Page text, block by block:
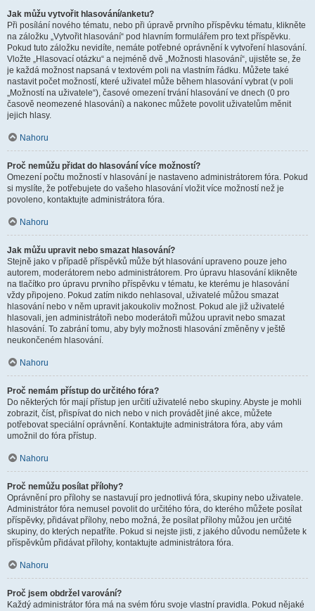
Jak můžu vytvořit hlasování/anketu?
Při posílání nového tématu, nebo při úpravě prvního příspěvku tématu, klikněte
na záložku „Vytvořit hlasování“ pod hlavním formulářem pro text příspěvku.
Pokud tuto záložku nevidíte, nemáte potřebné oprávnění k vytvoření hlasování.
Vložte „Hlasovací otázku“ a nejméně dvě „Možnosti hlasování“, ujistěte se, že
je každá možnost napsaná v textovém poli na vlastním řádku. Můžete také
nastavit počet možností, které uživatel může během hlasování vybrat (v poli
„Možností na uživatele“), časové omezení trvání hlasování ve dnech (0 pro
časově neomezené hlasování) a nakonec můžete povolit uživatelům měnit
jejich hlasy.
Nahoru
Proč nemůžu přidat do hlasování více možností?
Omezení počtu možností v hlasování je nastaveno administrátorem fóra. Pokud
si myslíte, že potřebujete do vašeho hlasování vložit více možností než je
povoleno, kontaktujte administrátora fóra.
Nahoru
Jak můžu upravit nebo smazat hlasování?
Stejně jako v případě příspěvků může být hlasování upraveno pouze jeho
autorem, moderátorem nebo administrátorem. Pro úpravu hlasování klikněte
na tlačítko pro úpravu prvního příspěvku v tématu, ke kterému je hlasování
vždy připojeno. Pokud zatím nikdo nehlasoval, uživatelé můžou smazat
hlasování nebo v něm upravit jakoukoliv možnost. Pokud ale již uživatelé
hlasovali, jen administrátoři nebo moderátoři můžou upravit nebo smazat
hlasování. To zabrání tomu, aby byly možnosti hlasování změněny v ještě
neukončeném hlasování.
Nahoru
Proč nemám přístup do určitého fóra?
Do některých fór mají přístup jen určití uživatelé nebo skupiny. Abyste je mohli
zobrazit, číst, přispívat do nich nebo v nich provádět jiné akce, můžete
potřebovat speciální oprávnění. Kontaktujte administrátora fóra, aby vám
umožnil do fóra přístup.
Nahoru
Proč nemůžu posílat přílohy?
Oprávnění pro přílohy se nastavují pro jednotlivá fóra, skupiny nebo uživatele.
Administrátor fóra nemusel povolit do určitého fóra, do kterého můžete posílat
příspěvky, přidávat přílohy, nebo možná, že posílat přílohy můžou jen určité
skupiny, do kterých nepatříte. Pokud si nejste jisti, z jakého důvodu nemůžete k
příspěvkům přidávat přílohy, kontaktujte administrátora fóra.
Nahoru
Proč jsem obdržel varování?
Každý administrátor fóra má na svém fóru svoje vlastní pravidla. Pokud nějaké